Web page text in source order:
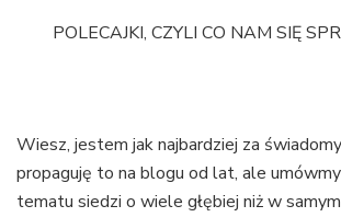
POLECAJKI, CZYLI CO NAM SIĘ
Wiesz, jestem jak najbardziej za
propaguję to na blogu od lat, ale
tematu siedzi o wiele głębiej niż w